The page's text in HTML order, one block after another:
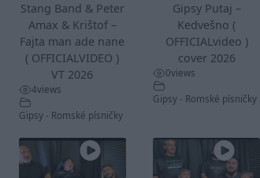
Stang Band & Peter
Amax & Krištof –
Fajta man ade nane
( OFFICIALVIDEO )
VT 2026
4views
Gipsy - Romské písničky
Gipsy Putaj –
Kedvešno (
OFFICIALvideo )
cover 2026
0views
Gipsy - Romské písničky